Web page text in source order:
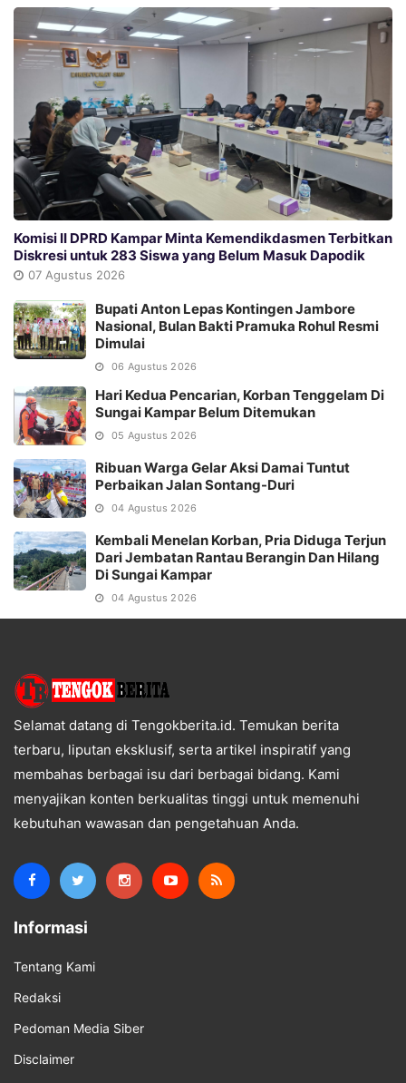
Komisi II DPRD Kampar Minta Kemendikdasmen Terbitkan
Diskresi untuk 283 Siswa yang Belum Masuk Dapodik
07 Agustus 2026
Bupati Anton Lepas Kontingen Jambore
Nasional, Bulan Bakti Pramuka Rohul Resmi
Dimulai
06 Agustus 2026
Hari Kedua Pencarian, Korban Tenggelam Di
Sungai Kampar Belum Ditemukan
05 Agustus 2026
Ribuan Warga Gelar Aksi Damai Tuntut
Perbaikan Jalan Sontang-Duri
04 Agustus 2026
Kembali Menelan Korban, Pria Diduga Terjun
Dari Jembatan Rantau Berangin Dan Hilang
Di Sungai Kampar
04 Agustus 2026
Selamat datang di Tengokberita.id. Temukan berita
terbaru, liputan eksklusif, serta artikel inspiratif yang
membahas berbagai isu dari berbagai bidang. Kami
menyajikan konten berkualitas tinggi untuk memenuhi
kebutuhan wawasan dan pengetahuan Anda.
Informasi
Tentang Kami
Redaksi
Pedoman Media Siber
Disclaimer